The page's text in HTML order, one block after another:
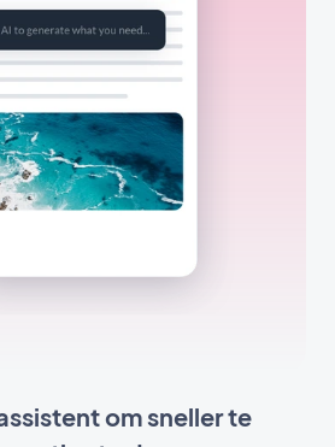
om sneller te